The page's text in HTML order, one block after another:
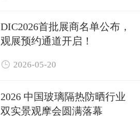
DIC2026首批展商名单公布，
观展预约通道开启！
 2026-05-20
2026 中国玻璃隔热防晒行业
双实景观摩会圆满落幕